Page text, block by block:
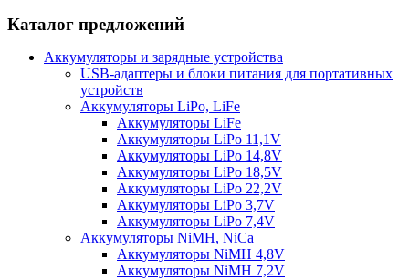
Каталог предложений
Аккумуляторы и зарядные устройства
USB-адаптеры и блоки питания для портативных
устройств
Аккумуляторы LiPo, LiFe
Аккумуляторы LiFe
Аккумуляторы LiPo 11,1V
Аккумуляторы LiPo 14,8V
Аккумуляторы LiPo 18,5V
Аккумуляторы LiPo 22,2V
Аккумуляторы LiPo 3,7V
Аккумуляторы LiPo 7,4V
Аккумуляторы NiMH, NiCa
Аккумуляторы NiMH 4,8V
Аккумуляторы NiMH 7,2V